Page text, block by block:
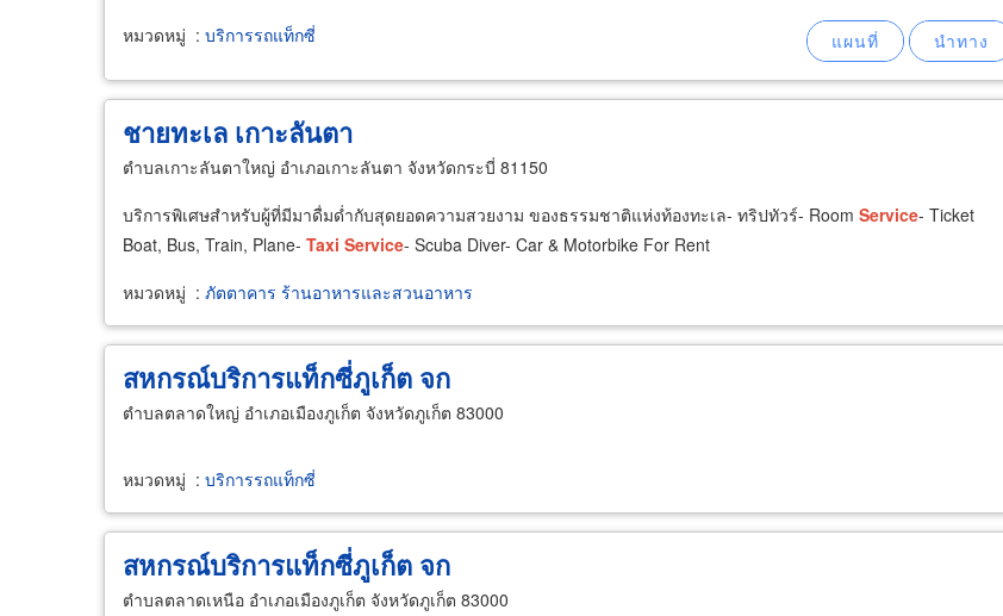
หมวดหมู่ : บริการรถแท็กซี่
ชายทะเล เกาะลันตา
ตำบลเกาะลันตาใหญ่ อำเภอเกาะลันตา จังหวัดกระบี่ 81150
บริการพิเศษสำหรับผู้ที่มีมาดื่มด่ำกับสุดยอดความสวยงาม ของธรรมชาติแห่งท้องทะเล- ทริปทัวร์- Room Service- Ticket
Boat, Bus, Train, Plane- Taxi Service- Scuba Diver- Car & Motorbike For Rent
หมวดหมู่ : ภัตตาคาร ร้านอาหารและสวนอาหาร
สหกรณ์บริการแท็กซี่ภูเก็ต จก
ตำบลตลาดใหญ่ อำเภอเมืองภูเก็ต จังหวัดภูเก็ต 83000
หมวดหมู่ : บริการรถแท็กซี่
สหกรณ์บริการแท็กซี่ภูเก็ต จก
ตำบลตลาดเหนือ อำเภอเมืองภูเก็ต จังหวัดภูเก็ต 83000